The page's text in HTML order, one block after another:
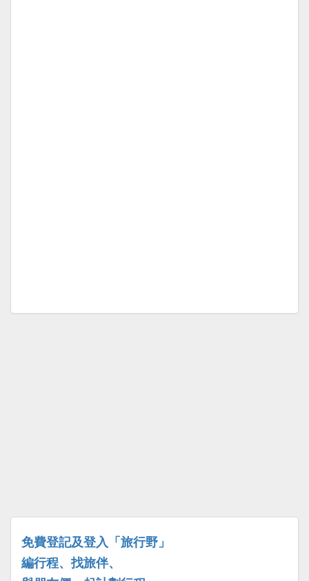
免費登記及登入「旅行野」
編行程、找旅伴、